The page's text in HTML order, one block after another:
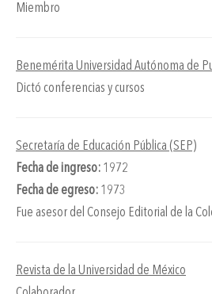
Miembro
Benemérita Universidad Autónoma de
Dictó conferencias y cursos
Secretaría de Educación Pública (SEP)
Fecha de ingreso: 1972
Fecha de egreso: 1973
Fue asesor del Consejo Editorial de la
Revista de la Universidad de México